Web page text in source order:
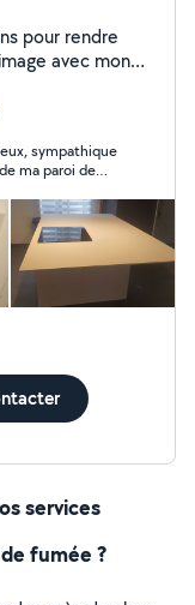
pour rendre
avec mon
de meubles
de rideaux
Les
la
service
sympathique
ma paroi de
Je n’hésiterai
services
fumée ?